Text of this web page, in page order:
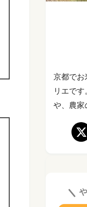
京都でお
リエで
や、農家